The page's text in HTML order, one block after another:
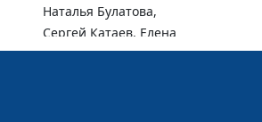
Наталья Булатова,
Сергей Катаев, Елена
Солдатова